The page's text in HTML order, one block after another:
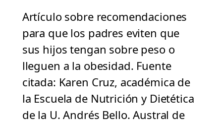
Artículo sobre recomendaciones
para que los padres eviten que
sus hijos tengan sobre peso o
lleguen a la obesidad. Fuente
citada: Karen Cruz, académica de
la Escuela de Nutrición y Dietética
de la U. Andrés Bello. Austral de